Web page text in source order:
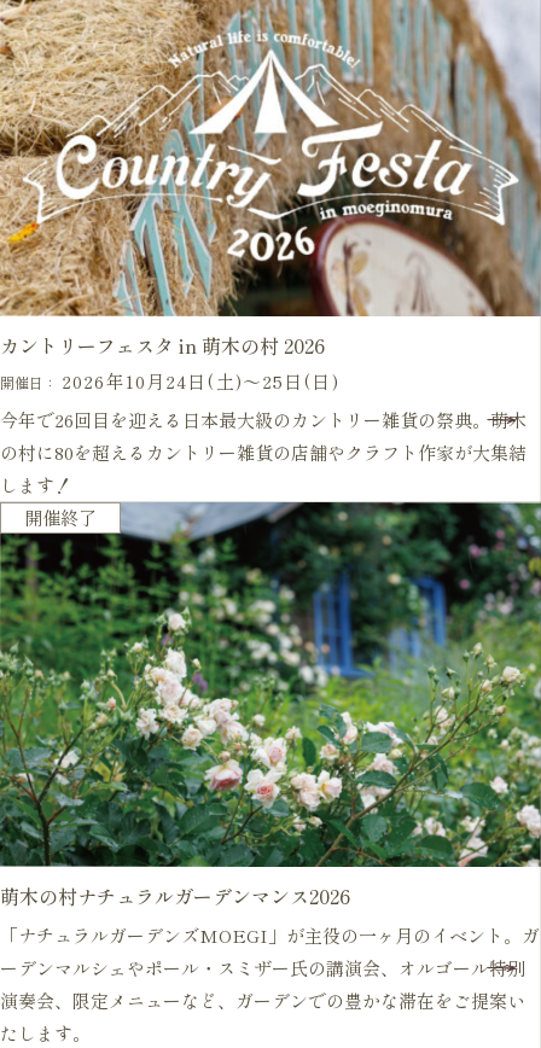
カントリーフェスタ in 萌木の村 2026
開催日： 2026年10月24日(土)〜25日(日)
今年で26回目を迎える日本最大級のカントリー雑貨の祭典。萌木
の村に80を超えるカントリー雑貨の店舗やクラフト作家が大集結
します！
毎年開催
開催終了
萌木の村ナチュラルガーデンマンス2026
「ナチュラルガーデンズMOEGI」が主役の一ヶ月のイベント。ガ
ーデンマルシェやポール・スミザー氏の講演会、オルゴール特別
演奏会、限定メニューなど、ガーデンでの豊かな滞在をご提案い
たします。